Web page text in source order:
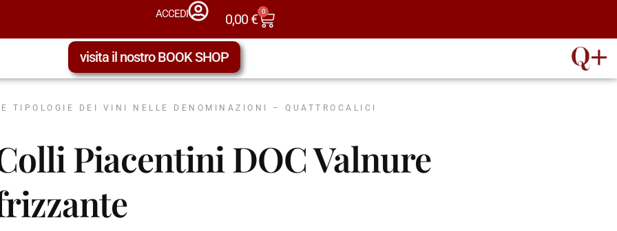
ACCEDI 0,00€ 0
visita il nostro BOOK SHOP
TIPOLOGIE DEI VINI NELLE DENOMINAZIONI – QUATTROCALICI
Piacentini DOC Valnure